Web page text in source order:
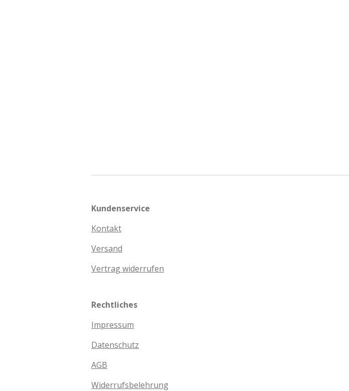
Kundenservice
Kontakt
Versand
Vertrag widerrufen
Rechtliches
Impressum
Datenschutz
AGB
Widerrufsbelehrung